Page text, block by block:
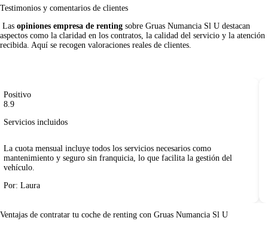
Testimonios y comentarios de clientes
Las opiniones empresa de renting sobre Gruas Numancia Sl U destacan
aspectos como la claridad en los contratos, la calidad del servicio y la atención
recibida. Aquí se recogen valoraciones reales de clientes.
Positivo
8.9
Servicios incluidos
La cuota mensual incluye todos los servicios necesarios como
mantenimiento y seguro sin franquicia, lo que facilita la gestión del
vehículo.
Por: Laura
Ventajas de contratar tu coche de renting con Gruas Numancia Sl U